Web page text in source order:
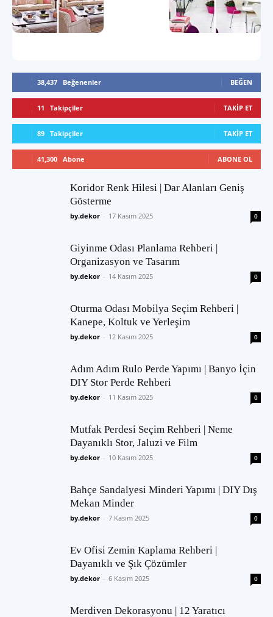
38,437 Beğenenler BEĞEN
11 Takipçiler TAKIP ET
89 Takipçiler TAKIP ET
41,300 Abone ABONE OL
Koridor Renk Hilesi | Dar Alanları Geniş
Gösterme
by.dekor - 17 Kasım 2025 0
Giyinme Odası Planlama Rehberi |
Organizasyon ve Tasarım
by.dekor - 14 Kasım 2025 0
Oturma Odası Mobilya Seçim Rehberi |
Kanepe, Koltuk ve Yerleşim
by.dekor - 12 Kasım 2025 0
Adım Adım Rulo Perde Yapımı | Banyo İçin
DIY Stor Perde Rehberi
by.dekor - 11 Kasım 2025 0
Mutfak Perdesi Seçim Rehberi | Neme
Dayanıklı Stor, Jaluzi ve Film
by.dekor - 10 Kasım 2025 0
Bahçe Sandalyesi Minderi Yapımı | DIY Dış
Mekan Minder
by.dekor - 7 Kasım 2025 0
Ev Ofisi Zemin Kaplama Rehberi |
Dayanıklı ve Şık Çözümler
by.dekor - 6 Kasım 2025 0
Merdiven Dekorasyonu | 12 Yaratıcı